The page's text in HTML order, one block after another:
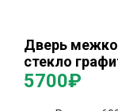
Дверь
стекло
5700₽